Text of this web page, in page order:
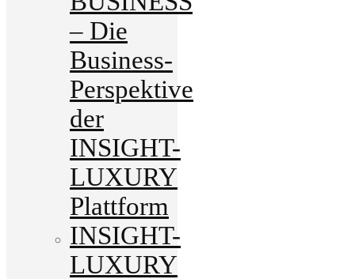
– Die
Business-
Perspektive
der
INSIGHT-
LUXURY
Plattform
INSIGHT-
LUXURY